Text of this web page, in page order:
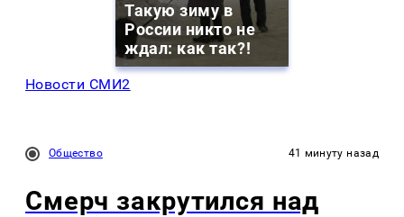
Такую зиму в
России никто не
ждал: как так?!
Новости СМИ2
Общество 41 минуту назад
Смерч закрутился над